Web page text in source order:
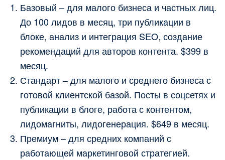
Базовый – для малого бизнеса и частных лиц.
До 100 лидов в месяц, три публикации в
блоке, анализ и интеграция SEO, создание
рекомендаций для авторов контента. $399 в
месяц.
Стандарт – для малого и среднего бизнеса с
готовой клиентской базой. Посты в соцсетях и
публикации в блоге, работа с контентом,
лидомагниты, лидогенерация. $649 в месяц.
Премиум – для средних компаний с
работающей маркетинговой стратегией.